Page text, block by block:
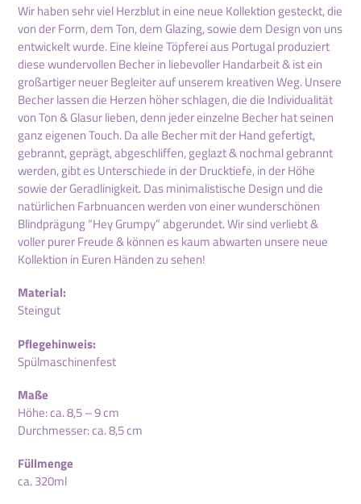
Wir haben sehr viel Herzblut in eine neue Kollektion gesteckt, die
von der Form, dem Ton, dem Glazing, sowie dem Design von uns
entwickelt wurde. Eine kleine Töpferei aus Portugal produziert
diese wundervollen Becher in liebevoller Handarbeit & ist ein
großartiger neuer Begleiter auf unserem kreativen Weg. Unsere
Becher lassen die Herzen höher schlagen, die die Individualität
von Ton & Glasur lieben, denn jeder einzelne Becher hat seinen
ganz eigenen Touch. Da alle Becher mit der Hand gefertigt,
gebrannt, geprägt, abgeschliffen, geglazt & nochmal gebrannt
werden, gibt es Unterschiede in der Drucktiefe, in der Höhe
sowie der Geradlinigkeit. Das minimalistische Design und die
natürlichen Farbnuancen werden von einer wunderschönen
Blindprägung “Hey Grumpy” abgerundet. Wir sind verliebt &
voller purer Freude & können es kaum abwarten unsere neue
Kollektion in Euren Händen zu sehen!
Material:
Steingut
Pflegehinweis:
Spülmaschinenfest
Maße
Höhe: ca. 8,5 – 9 cm
Durchmesser: ca. 8,5 cm
Füllmenge
ca. 320ml